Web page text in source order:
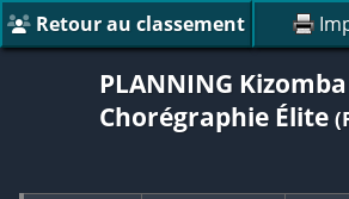
Retour au classement
PLANNING
Chorégraphie Élite